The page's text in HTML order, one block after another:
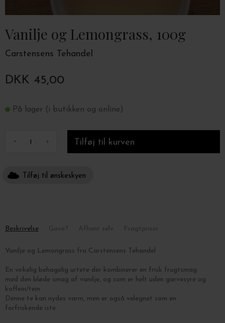
Vanilje og Lemongrass, 100g
Carstensens Tehandel
DKK 45,00
På lager (i butikken og online)
- +
Tilføj til ønskeskyen
Beskrivelse
Vanilje og Lemongrass fra Carstensens Tehandel
En virkelig behagelig urtete der kombinerer en frisk frugtsmag
med den bløde smag af vanilje, og som er helt uden garvesyre og
koffein/tein.
Denne te kan nydes varm, men er også velegnet som en
forfriskende iste.